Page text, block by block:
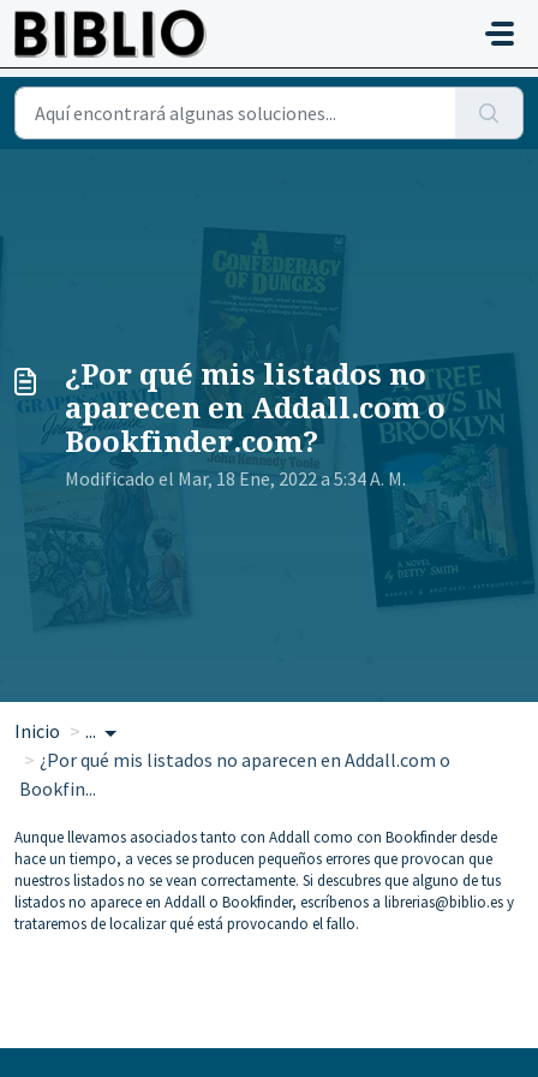
Saltar al contenido principal
¿Por qué mis listados no
aparecen en Addall.com o
Bookfinder.com?
Modificado el Mar, 18 Ene, 2022 a 5:34 A. M.
Inicio
...
¿Por qué mis listados no aparecen en Addall.com o
Bookfin...
Aunque llevamos asociados tanto con Addall como con Bookfinder desde
hace un tiempo, a veces se producen pequeños errores que provocan que
nuestros listados no se vean correctamente. Si descubres que alguno de tus
listados no aparece en Addall o Bookfinder, escríbenos a librerias@biblio.esy
trataremos de localizar qué está provocando el fallo.